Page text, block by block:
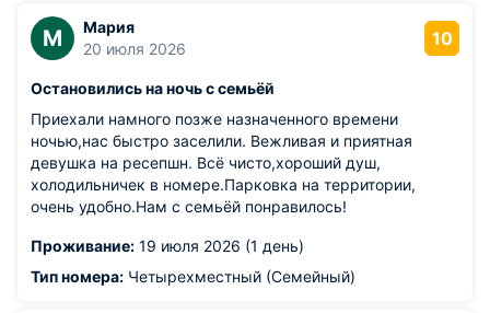
М
Мария
20 июля 2026
10
Остановились на ночь с семьёй
Приехали намного позже назначенного времени
ночью,нас быстро заселили. Вежливая и приятная
девушка на ресепшн. Всё чисто,хороший душ,
холодильничек в номере.Парковка на территории,
очень удобно.Нам с семьёй понравилось!
Проживание: 19 июля 2026 (1 день)
Тип номера: Четырехместный (Семейный)